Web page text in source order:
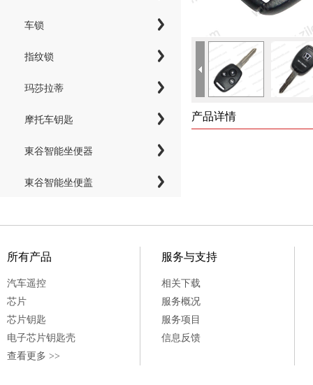
车锁
指纹锁
玛莎拉蒂
摩托车钥匙
東谷智能坐便器
東谷智能坐便盖
产品详情
所有产品
汽车遥控
芯片
芯片钥匙
电子芯片钥匙壳
查看更多 >>
服务与支持
相关下载
服务概况
服务项目
信息反馈